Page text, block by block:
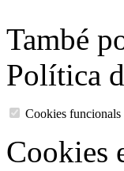
També
Política
Cookies
Cookies